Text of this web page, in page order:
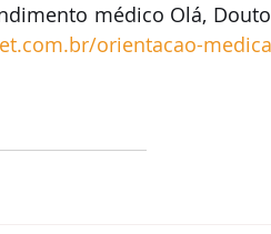
médico Olá,
orientacao-